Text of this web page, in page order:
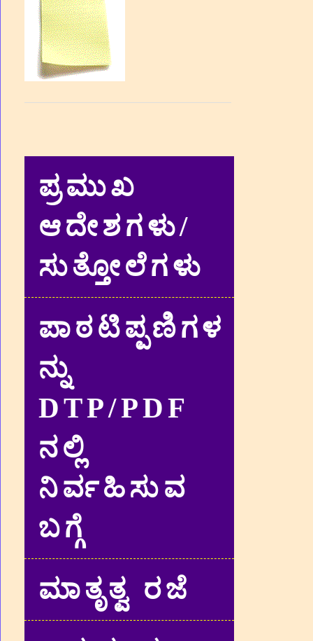
ಪ್ರಮುಖ
ಆದೇಶಗಳು/
ಸುತ್ತೋಲೆಗಳು
ಪಾಠಟಿಪ್ಪಣಿಗಳ
ನ್ನು
DTP/PDF
ನಲ್ಲಿ
ನಿರ್ವಹಿಸುವ
ಬಗ್ಗೆ
ಮಾತೃತ್ವ ರಜೆ